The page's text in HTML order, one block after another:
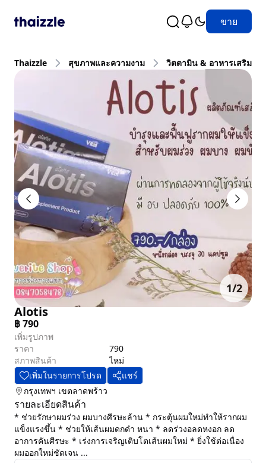
ขาย
Thaizzle สุขภาพและความงาม วิตตามิน & อาหารเสริม
1/2
Alotis
฿790
เพิ่มรูปภาพ
ราคา
790
สภาพสินค้า
ไหม่
เพิ่มในรายการโปรด
แชร์
กรุงเทพฯ เขตลาดพร้าว
รายละเอียดสินค้า
* ช่วยรักษาผมร่วง ผมบางศีรษะล้าน * กระตุ้นผมใหม่ทำให้รากผม
แข็งแรงขึ้น * ช่วยให้เส้นผมดกดำ หนา * ลดร่วงอลดหงอก ลด
อาการคันศีรษะ * เร่งการเจริญเติบโตเส้นผมใหม่ * ยิ่งใช้ต่อเนื่อง
ผมออกใหม่ชัดเจน ...